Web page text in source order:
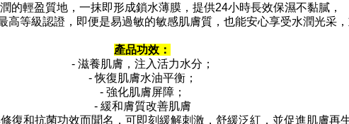
的輕盈質地，一抹即形成鎖水薄膜，提供24小時長效保濕不黏膩，
高等級認證，即便是易過敏的敏感肌膚質，也能安心享受水潤光采
產品功效：
- 滋養肌膚，注入活力水分；
- 恢復肌膚水油平衡；
- 強化肌膚屏障；
- 緩和膚質改善肌膚
復和抗菌功效而聞名，可即刻緩解刺激，舒緩泛紅，並促進肌膚再生